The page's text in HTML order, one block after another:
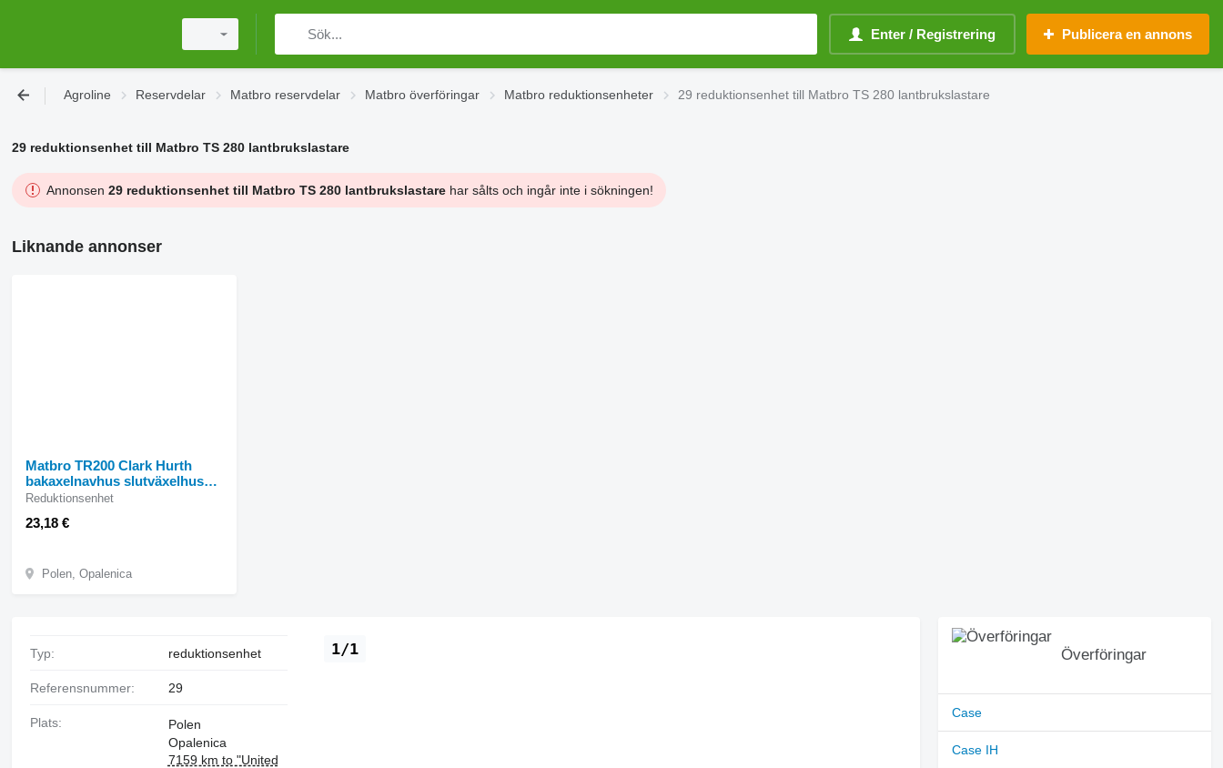
Enter / Registrering Publicera en annons
Agroline Reservdelar Matbro reservdelar Matbro överföringar Matbro reduktionsenheter 29 reduktionsenhet till Matbro TS 280 lantbrukslastare
29 reduktionsenhet till Matbro TS 280 lantbrukslastare
Annonsen 29 reduktionsenhet till Matbro TS 280 lantbrukslastarehar sålts och ingår inte i sökningen!
Liknande annonser
Matbro TR200 Clark Hurth
bakaxelnavhus slutväxelhus
reduktionsenhet till Matbro
23,18 €
Reduktionsenhet
Polen, Opalenica
1/1
Typ: reduktionsenhet
Referensnummer: 29
Plats:
Polen
Opalenica
7159 km to "United
Överföringar
Case
Case IH